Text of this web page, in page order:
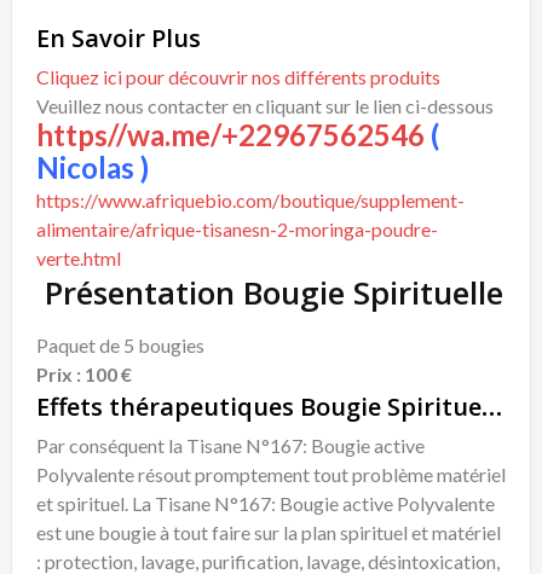
En Savoir Plus
Cliquez ici pour découvrir nos différents produits
Veuillez nous contacter en cliquant sur le lien ci-dessous
https//wa.me/+22967562546 (
Nicolas )
https://www.afriquebio.com/boutique/supplement-
alimentaire/afrique-tisanesn-2-moringa-poudre-
verte.html
Présentation Bougie Spirituelle
Paquet de 5 bougies
Prix : 100 €
Effets thérapeutiques Bougie Spirituelle
Par conséquent la Tisane N°167: Bougie active
Polyvalente résout promptement tout problème matériel
et spirituel. La Tisane N°167: Bougie active Polyvalente
est une bougie à tout faire sur la plan spirituel et matériel
: protection, lavage, purification, lavage, désintoxication,